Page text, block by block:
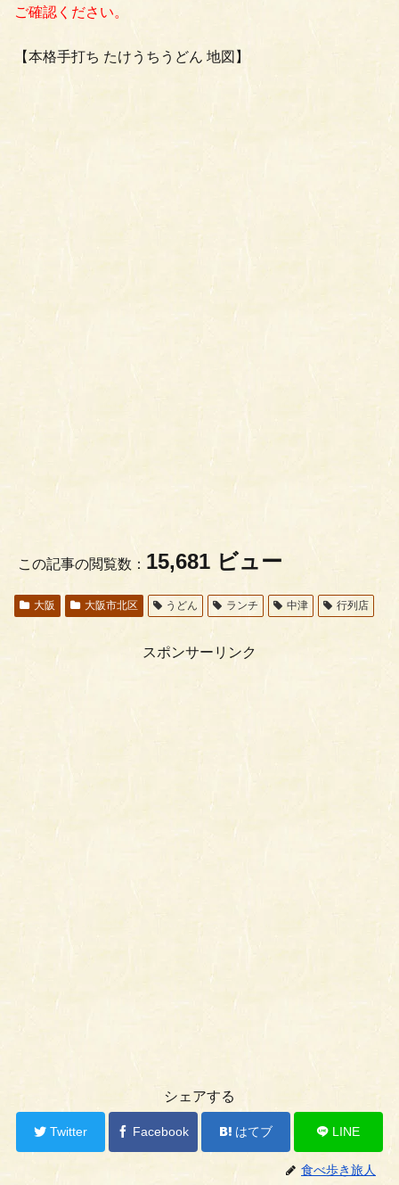
ご確認ください。
【本格手打ち たけうちうどん 地図】
この記事の閲覧数： 15,681 ビュー
大阪 大阪市北区 うどん ランチ 中津 行列店
スポンサーリンク
シェアする
Twitter Facebook はてブ LINE
食べ歩き旅人